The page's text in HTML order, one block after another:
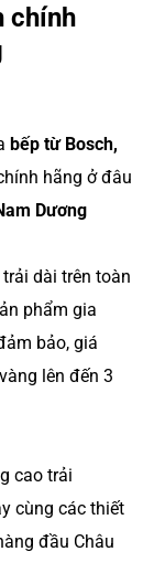
chính
bếp từ Bosch,
hãng ở đâu
Dương
dài trên toàn
phẩm gia
bảo, giá
lên đến 3
cao trải
cùng các thiết
đầu Châu